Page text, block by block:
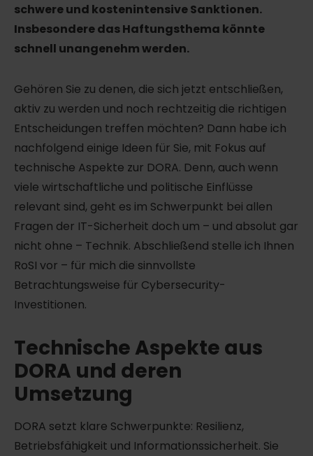
schwere und kostenintensive Sanktionen.
Insbesondere das Haftungsthema könnte
schnell unangenehm werden.
Gehören Sie zu denen, die sich jetzt entschließen,
aktiv zu werden und noch rechtzeitig die richtigen
Entscheidungen treffen möchten? Dann habe ich
nachfolgend einige Ideen für Sie, mit Fokus auf
technische Aspekte zur DORA. Denn, auch wenn
viele wirtschaftliche und politische Einflüsse
relevant sind, geht es im Schwerpunkt bei allen
Fragen der IT-Sicherheit doch um – und absolut gar
nicht ohne – Technik. Abschließend stelle ich Ihnen
RoSI vor – für mich die sinnvollste
Betrachtungsweise für Cybersecurity-
Investitionen.
Technische Aspekte aus
DORA und deren
Umsetzung
DORA setzt klare Schwerpunkte: Resilienz,
Betriebsfähigkeit und Informationssicherheit. Sie